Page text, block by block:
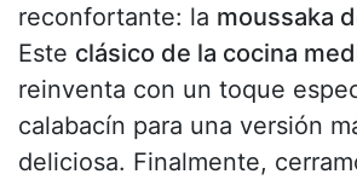
reconfortante: la moussaka
Este clásico de la cocina
reinventa con un toque
calabacín para una versión
deliciosa. Finalmente,